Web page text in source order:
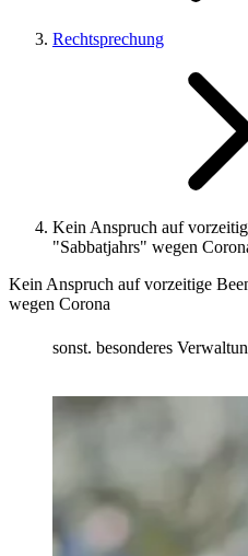
Rechtsprechung
Kein Anspruch auf
"Sabbatjahrs" wegen
Kein Anspruch auf vorzeitige
wegen Corona
sonst. besonderes